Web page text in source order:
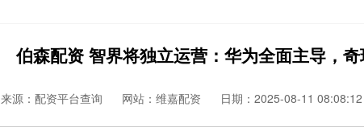
伯森配资 智界将独立运营：华为全面主导，
来源：配资平台查询 网站：维嘉配资 日期：2025-08-11 08:08:12